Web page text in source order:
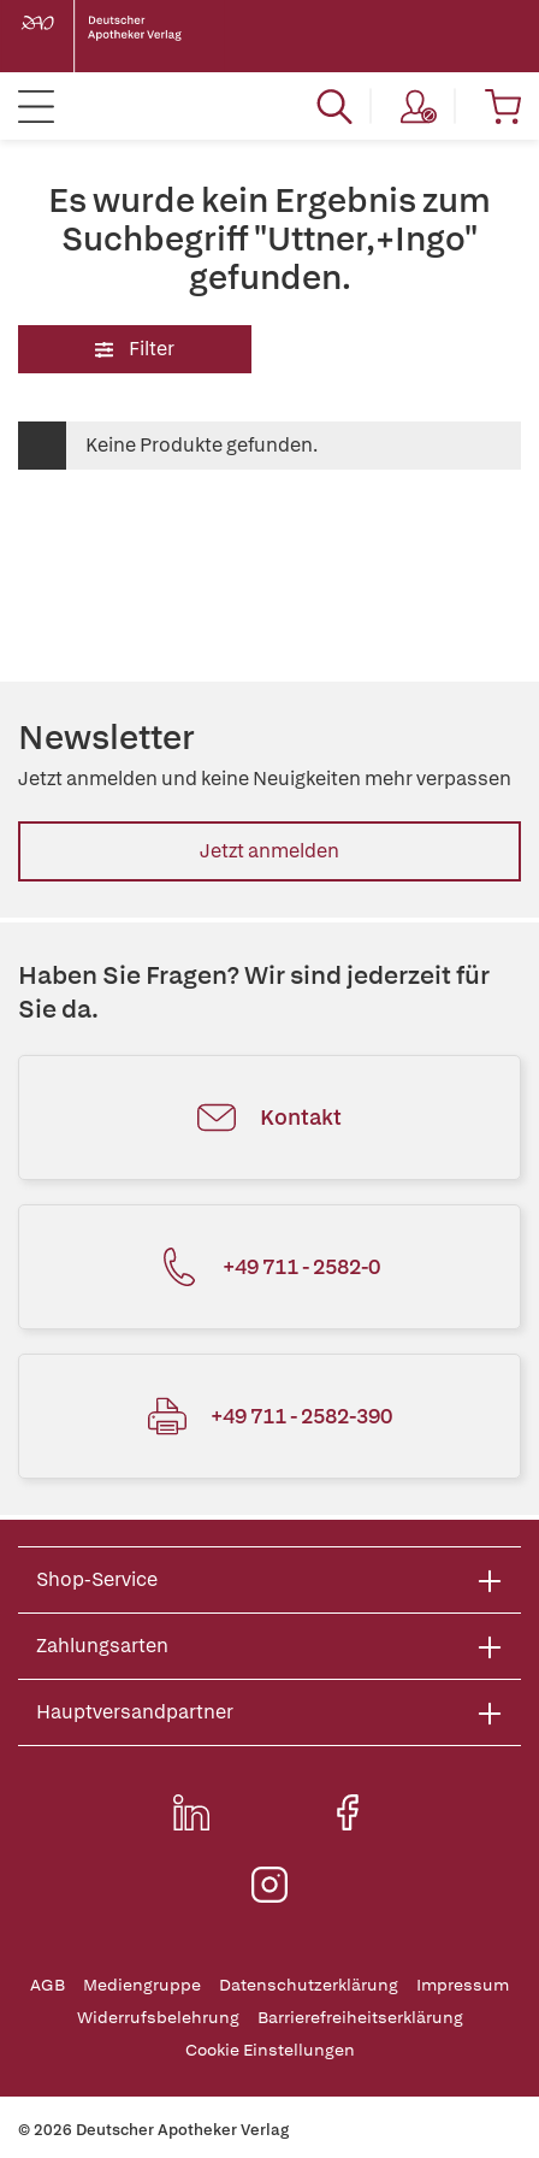
Es wurde kein Ergebnis zum
Suchbegriff "Uttner,+Ingo"
gefunden.
Filter
Keine Produkte gefunden.
Newsletter
Jetzt anmelden und keine Neuigkeiten mehr verpassen
Jetzt anmelden
Haben Sie Fragen? Wir sind jederzeit für
Sie da.
Kontakt
+49 711 - 2582-0
+49 711 - 2582-390
Shop-Service
Zahlungsarten
Hauptversandpartner
AGB Mediengruppe Datenschutzerklärung
Impressum
Widerrufsbelehrung
Barrierefreiheitserklärung
Cookie Einstellungen
© 2026 Deutscher Apotheker Verlag